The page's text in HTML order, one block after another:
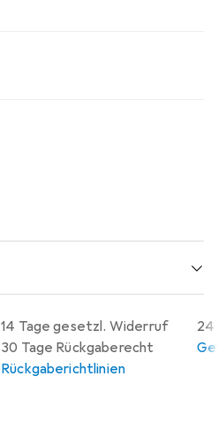
14 Tage gesetzl. Widerruf
30 Tage Rückgaberecht
Rückgaberichtlinien
24